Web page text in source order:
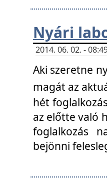
Nyári
2014. 06. 02. -
Aki szeretne
magát az
hét
az előtte való
foglalkozás
bejönni